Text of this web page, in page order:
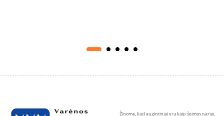
Žinome, kad augintiniai yra kaip šeimos nariai,